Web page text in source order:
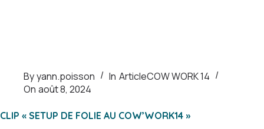
Byyann.poisson In ArticleCOW WORK 14
On août 8, 2024
CLIP « SETUP DE FOLIE AU COW’WORK14 »